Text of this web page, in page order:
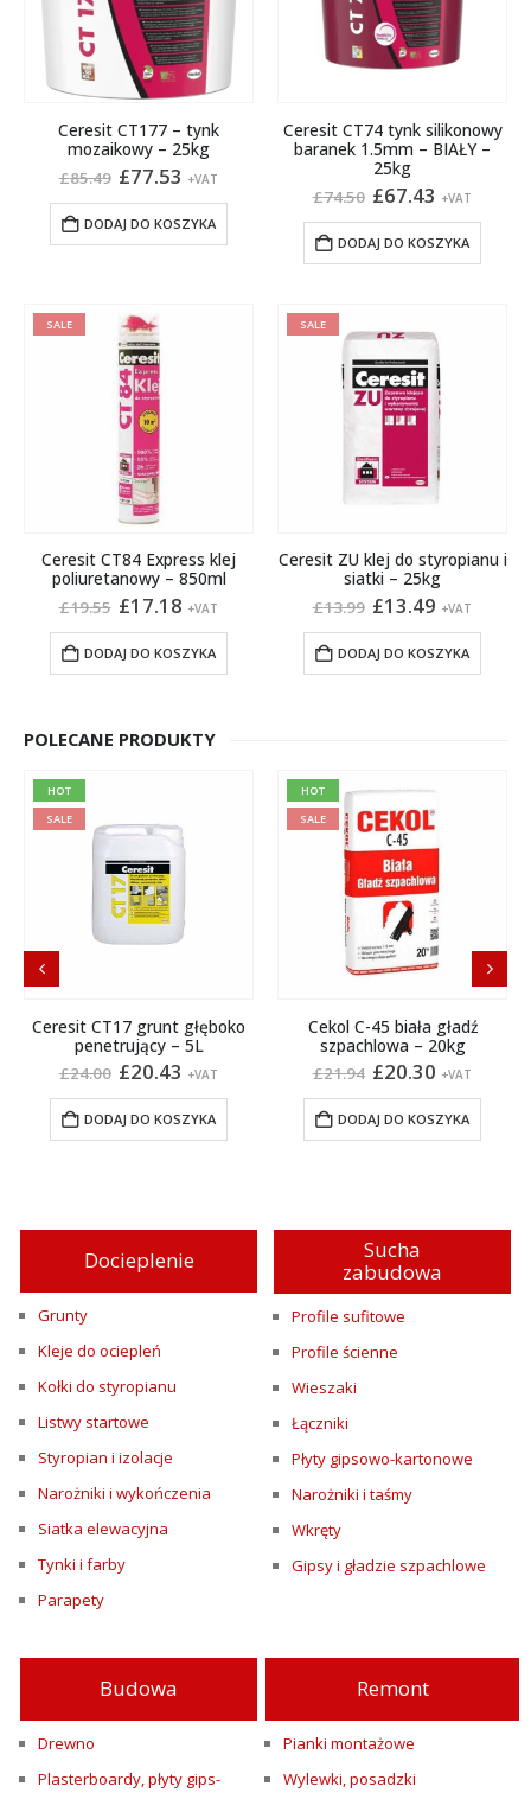
na
stronie
produktu
Ceresit CT177 – tynk
mozaikowy – 25kg
£85.49 Pierwotna
wynosiła:
£85.49.
£77.53 Aktualna
wynosi:
£77.53.
+VAT
DODAJ DO KOSZYKA
Ceresit CT74 tynk silikonowy
baranek 1.5mm – BIAŁY –
25kg
£74.50 Pierwotna
wynosiła:
£74.50.
£67.43 Aktualna
wynosi:
£67.43.
+VAT
DODAJ DO KOSZYKA
SALE
Ceresit CT84 Express klej
poliuretanowy – 850ml
£19.55 Pierwotna
wynosiła:
£19.55.
£17.18 Aktualna
wynosi:
£17.18.
+VAT
DODAJ DO KOSZYKA
SALE
Ceresit ZU klej do styropianu i
siatki – 25kg
£13.99 Pierwotna
wynosiła:
£13.99.
£13.49 Aktualna
wynosi:
£13.49.
+VAT
DODAJ DO KOSZYKA
POLECANE PRODUKTY
HOT
SALE
Ceresit CT17 grunt głęboko
penetrujący – 5L
£24.00 Pierwotna
wynosiła:
£24.00.
£20.43 Aktualna
wynosi:
£20.43.
+VAT
DODAJ DO KOSZYKA
HOT
SALE
Cekol C-45 biała gładź
szpachlowa – 20kg
£21.94 Pierwotna
wynosiła:
£21.94.
£20.30 Aktualna
wynosi:
£20.30.
+VAT
DODAJ DO KOSZYKA
Docieplenie
Grunty
Kleje do ociepleń
Kołki do styropianu
Listwy startowe
Styropian i izolacje
Narożniki i wykończenia
Siatka elewacyjna
Tynki i farby
Parapety
Sucha
zabudowa
Profile sufitowe
Profile ścienne
Wieszaki
Łączniki
Płyty gipsowo-kartonowe
Narożniki i taśmy
Wkręty
Gipsy i gładzie szpachlowe
Budowa
Drewno
Plasterboardy, płyty gips-
Remont
Pianki montażowe
Wylewki, posadzki